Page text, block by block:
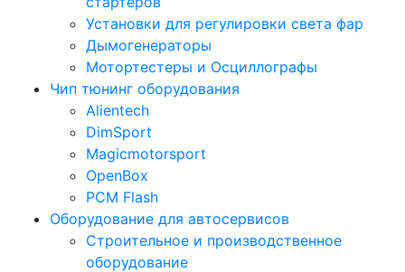
Установки для регулировки света фар
Дымогенераторы
Мотортестеры и Осциллографы
Чип тюнинг оборудования
Alientech
DimSport
Magicmotorsport
OpenBox
PCM Flash
Оборудование для автосервисов
Строительное и производственное
оборудование